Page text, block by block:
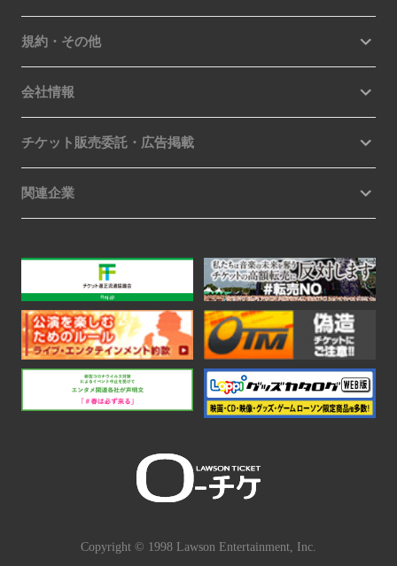
規約・その他
会社情報
チケット販売委託・広告掲載
関連企業
Copyright © 1998 Lawson Entertainment, Inc.